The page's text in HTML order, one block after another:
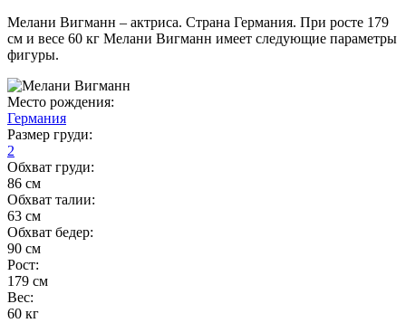
Мелани Вигманн – актриса. Страна Германия. При росте 179
см и весе 60 кг Мелани Вигманн имеет следующие параметры
фигуры.
Место рождения:
Германия
Размер груди:
2
Обхват груди:
86 см
Обхват талии:
63 см
Обхват бедер:
90 см
Рост:
179 см
Вес:
60 кг